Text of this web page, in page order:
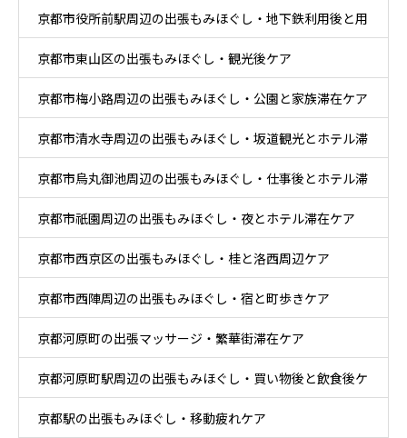
京都市役所前駅周辺の出張もみほぐし・地下鉄利用後と用
事後ケア
京都市東山区の出張もみほぐし・観光後ケア
京都市梅小路周辺の出張もみほぐし・公園と家族滞在ケア
京都市清水寺周辺の出張もみほぐし・坂道観光とホテル滞
在ケア
京都市烏丸御池周辺の出張もみほぐし・仕事後とホテル滞
在ケア
京都市祇園周辺の出張もみほぐし・夜とホテル滞在ケア
京都市西京区の出張もみほぐし・桂と洛西周辺ケア
京都市西陣周辺の出張もみほぐし・宿と町歩きケア
京都河原町の出張マッサージ・繁華街滞在ケア
京都河原町駅周辺の出張もみほぐし・買い物後と飲食後ケ
ア
京都駅の出張もみほぐし・移動疲れケア